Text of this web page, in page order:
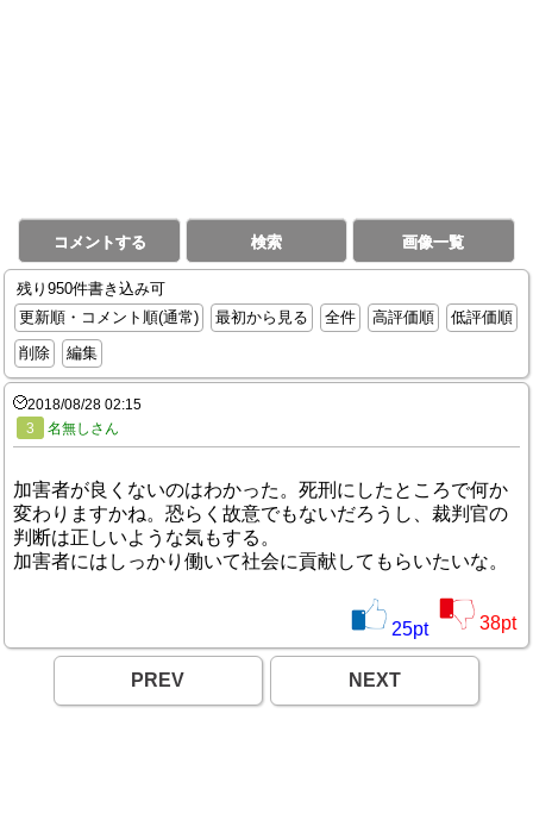
コメントする 検索 画像一覧
残り950件書き込み可
更新順・コメント順(通常)
最初から見る 全件 高評価順
低評価順
削除
編集
2018/08/28 02:15
3
名無しさん
加害者が良くないのはわかった。死刑にしたところで何か
変わりますかね。恐らく故意でもないだろうし、裁判官の
判断は正しいような気もする。
加害者にはしっかり働いて社会に貢献してもらいたいな。
25pt 38pt
PREV NEXT